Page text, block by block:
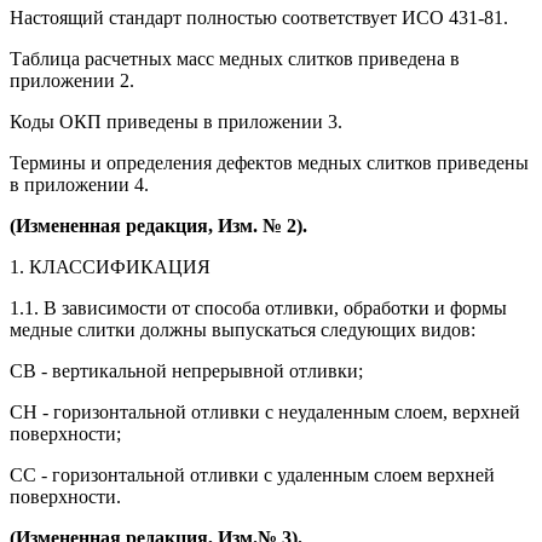
Настоящий стандарт полностью соответствует ИСО 431-81.
Таблица расчетных масс медных слитков приведена в
приложении 2.
Коды ОКП приведены в приложении 3.
Термины и определения дефектов медных слитков приведены
в приложении 4.
(Измененная редакция, Изм. № 2).
1. КЛАССИФИКАЦИЯ
1.1. В зависимости от способа отливки, обработки и формы
медные слитки должны выпускаться следующих видов:
СВ - вертикальной непрерывной отливки;
СН - горизонтальной отливки с неудаленным слоем, верхней
поверхности;
СС - горизонтальной отливки с удаленным слоем верхней
поверхности.
(Измененная редакция, Изм.№ 3).